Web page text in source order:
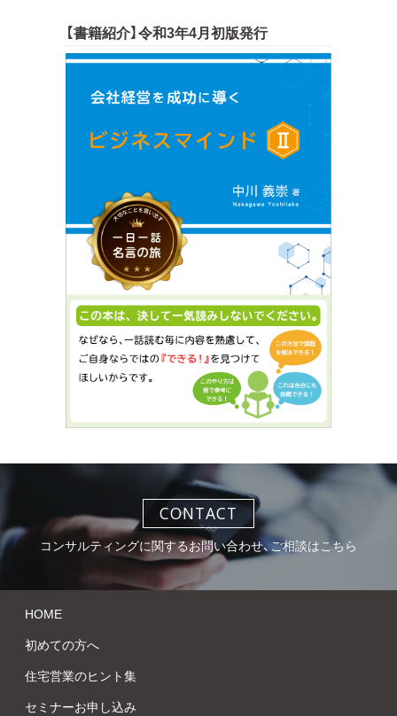
【書籍紹介】令和3年4月初版発行
CONTACT
コンサルティングに関するお問い合わせ、ご相談はこちら
HOME
初めての方へ
住宅営業のヒント集
セミナーお申し込み